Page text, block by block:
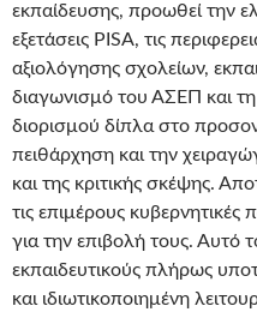
εκπαίδευσης, προωθεί την
εξετάσεις PISA, τις
αξιολόγησης σχολείων,
διαγωνισμό του ΑΣΕΠ και τη
διορισμού δίπλα στο
πειθάρχηση και την
και της κριτικής σκέψης.
τις επιμέρους
για την επιβολή τους. Αυτό
εκπαιδευτικούς πλήρως
και ιδιωτικοποιημένη